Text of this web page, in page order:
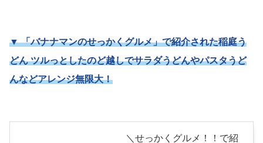
▼ 「バナナマンのせっかくグルメ」で紹介された稲庭う
どん ツルっとしたのど越しでサラダうどんやパスタうど
んなどアレンジ無限大！
＼せっかくグルメ！！で紹